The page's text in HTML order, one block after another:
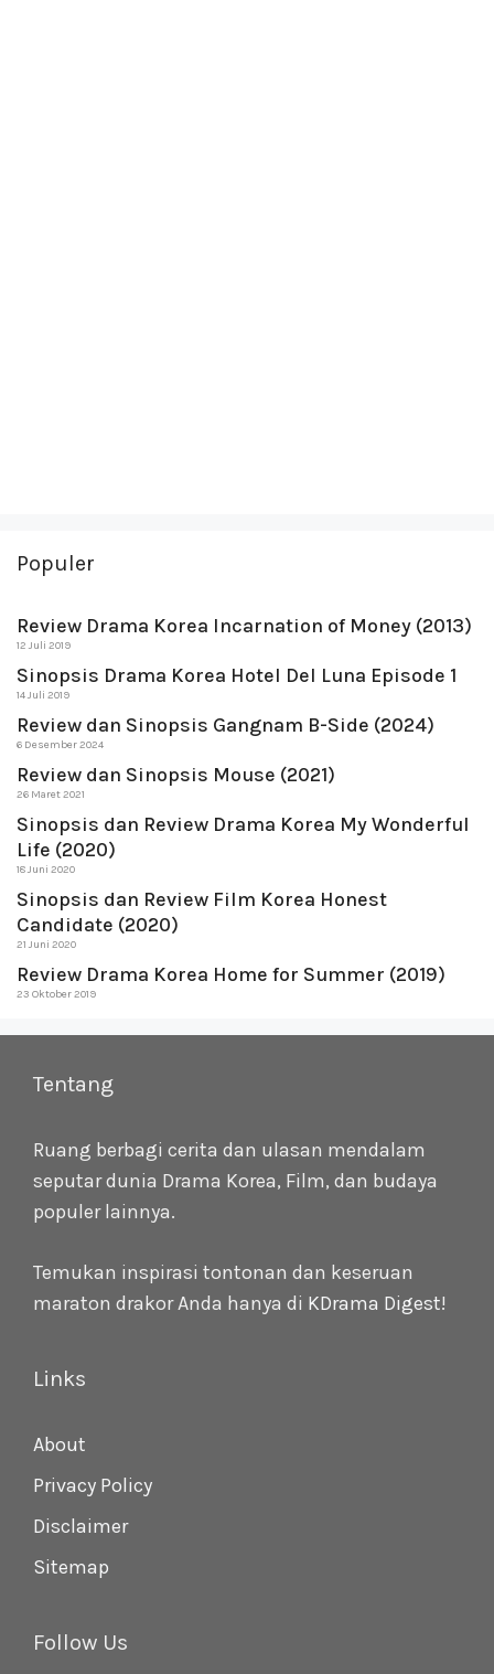
Populer
Review Drama Korea Incarnation of Money (2013)
12 Juli 2019
Sinopsis Drama Korea Hotel Del Luna Episode 1
14 Juli 2019
Review dan Sinopsis Gangnam B-Side (2024)
6 Desember 2024
Review dan Sinopsis Mouse (2021)
26 Maret 2021
Sinopsis dan Review Drama Korea My Wonderful
Life (2020)
18 Juni 2020
Sinopsis dan Review Film Korea Honest
Candidate (2020)
21 Juni 2020
Review Drama Korea Home for Summer (2019)
23 Oktober 2019
Tentang
Ruang berbagi cerita dan ulasan mendalam
seputar dunia Drama Korea, Film, dan budaya
populer lainnya.
Temukan inspirasi tontonan dan keseruan
maraton drakor Anda hanya di KDrama Digest!
Links
About
Privacy Policy
Disclaimer
Sitemap
Follow Us